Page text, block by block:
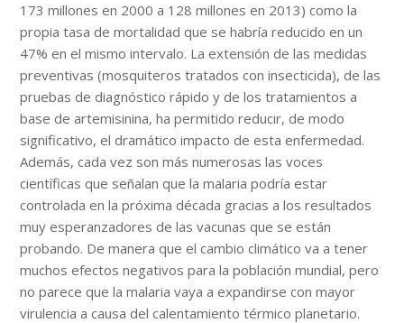
173 millones en 2000 a 128 millones en 2013) como la
propia tasa de mortalidad que se habría reducido en un
47% en el mismo intervalo. La extensión de las medidas
preventivas (mosquiteros tratados con insecticida), de las
pruebas de diagnóstico rápido y de los tratamientos a
base de artemisinina, ha permitido reducir, de modo
significativo, el dramático impacto de esta enfermedad.
Además, cada vez son más numerosas las voces
científicas que señalan que la malaria podría estar
controlada en la próxima década gracias a los resultados
muy esperanzadores de las vacunas que se están
probando. De manera que el cambio climático va a tener
muchos efectos negativos para la población mundial, pero
no parece que la malaria vaya a expandirse con mayor
virulencia a causa del calentamiento térmico planetario.